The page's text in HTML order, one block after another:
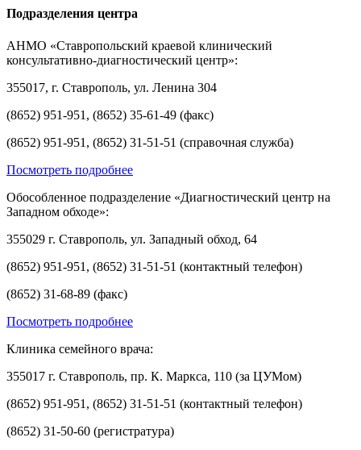
Подразделения центра
АНМО «Ставропольский краевой клинический
консультативно-диагностический центр»:
355017, г. Ставрополь, ул. Ленина 304
(8652) 951-951, (8652) 35-61-49 (факс)
(8652) 951-951, (8652) 31-51-51 (справочная служба)
Посмотреть подробнее
Обособленное подразделение «Диагностический центр на
Западном обходе»:
355029 г. Ставрополь, ул. Западный обход, 64
(8652) 951-951, (8652) 31-51-51 (контактный телефон)
(8652) 31-68-89 (факс)
Посмотреть подробнее
Клиника семейного врача:
355017 г. Ставрополь, пр. К. Маркса, 110 (за ЦУМом)
(8652) 951-951, (8652) 31-51-51 (контактный телефон)
(8652) 31-50-60 (регистратура)